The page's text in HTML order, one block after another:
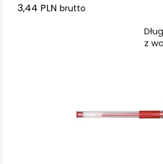
3,44 PLN brutto
z